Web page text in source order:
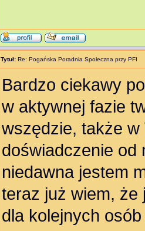
Tytuł: Re: Pogańska Poradnia Społeczna przy PFI
Bardzo ciekawy
w aktywnej fazie
wszędzie, także
doświadczenie od
niedawna jestem
teraz już wiem, że
dla kolejnych